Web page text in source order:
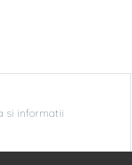
si informatii